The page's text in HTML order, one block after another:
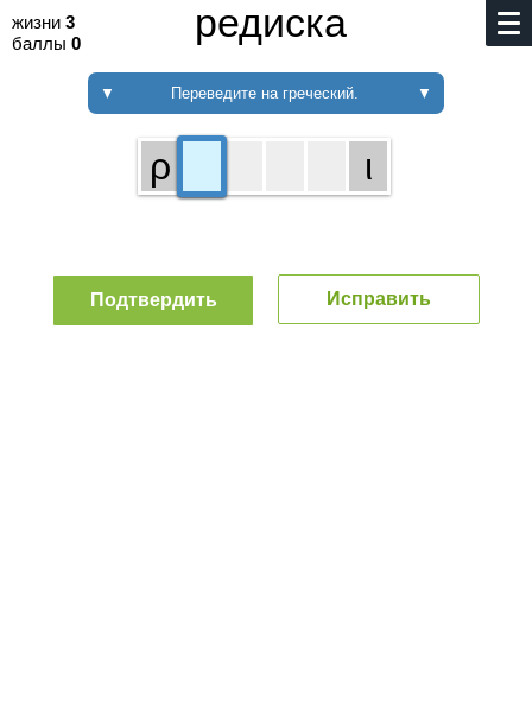
жизни 3
баллы 0 редиска
▼ Переведите на греческий. ▼